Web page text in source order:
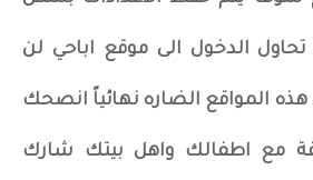
تحاول الدخول الى موقع اباحي لن
المواقع الضاره نهائياً انصحك
مع اطفالك واهل بيتك شارك